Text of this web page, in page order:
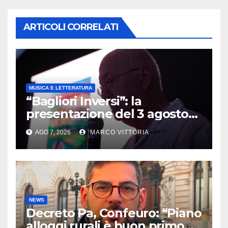
ARTICOLI CORRELATI
MUSICA E LETTERATURA
“Bagliori Inversi”: la
presentazione del 3 agosto
2026 a Pietragalla
AGO 7, 2026 MARCO VITTORIA
NEWS
Decreto Pa, Confeuro: “Piano